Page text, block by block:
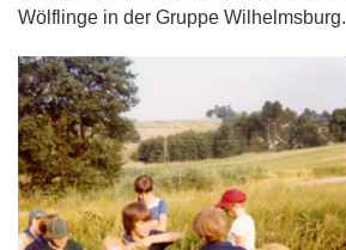
Wölflinge in der Gruppe Wilhelmsburg.